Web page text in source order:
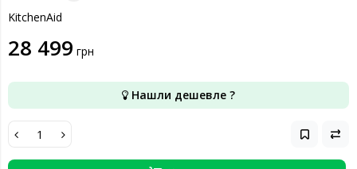
KitchenAid
28 499 грн
Нашли дешевле ?